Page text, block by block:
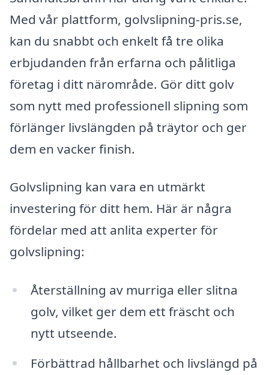
Med vår plattform, golvslipning-pris.se,
kan du snabbt och enkelt få tre olika
erbjudanden från erfarna och pålitliga
företag i ditt närområde. Gör ditt golv
som nytt med professionell slipning som
förlänger livslängden på träytor och ger
dem en vacker finish.
Golvslipning kan vara en utmärkt
investering för ditt hem. Här är några
fördelar med att anlita experter för
golvslipning:
Återställning av murriga eller slitna
golv, vilket ger dem ett fräscht och
nytt utseende.
Förbättrad hållbarhet och livslängd på